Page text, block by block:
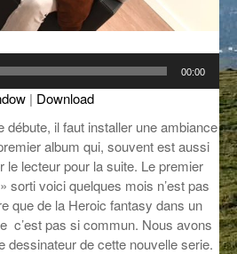
EN BOIS
00:00
| Download
débute, il faut installer une ambiance
album qui, souvent est aussi
le lecteur pour la suite. Le premier
sorti voici quelques mois n’est pas
que de la Heroic fantasy dans un
c’est pas si commun. Nous avons
dessinateur de cette nouvelle serie.